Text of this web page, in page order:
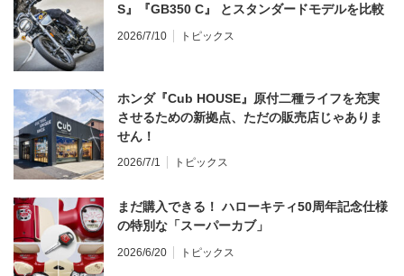
S』『GB350 C』 とスタンダードモデルを比較
2026/7/10 トピックス
ホンダ『Cub HOUSE』原付二種ライフを充実
させるための新拠点、ただの販売店じゃありま
せん！
2026/7/1 トピックス
まだ購入できる！ ハローキティ50周年記念仕様
の特別な「スーパーカブ」
2026/6/20 トピックス